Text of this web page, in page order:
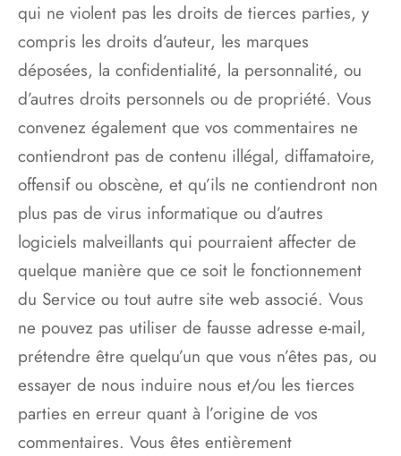
qui ne violent pas les droits de tierces parties, y
compris les droits d’auteur, les marques
déposées, la confidentialité, la personnalité, ou
d’autres droits personnels ou de propriété. Vous
convenez également que vos commentaires ne
contiendront pas de contenu illégal, diffamatoire,
offensif ou obscène, et qu’ils ne contiendront non
plus pas de virus informatique ou d’autres
logiciels malveillants qui pourraient affecter de
quelque manière que ce soit le fonctionnement
du Service ou tout autre site web associé. Vous
ne pouvez pas utiliser de fausse adresse e-mail,
prétendre être quelqu’un que vous n’êtes pas, ou
essayer de nous induire nous et/ou les tierces
parties en erreur quant à l’origine de vos
commentaires. Vous êtes entièrement